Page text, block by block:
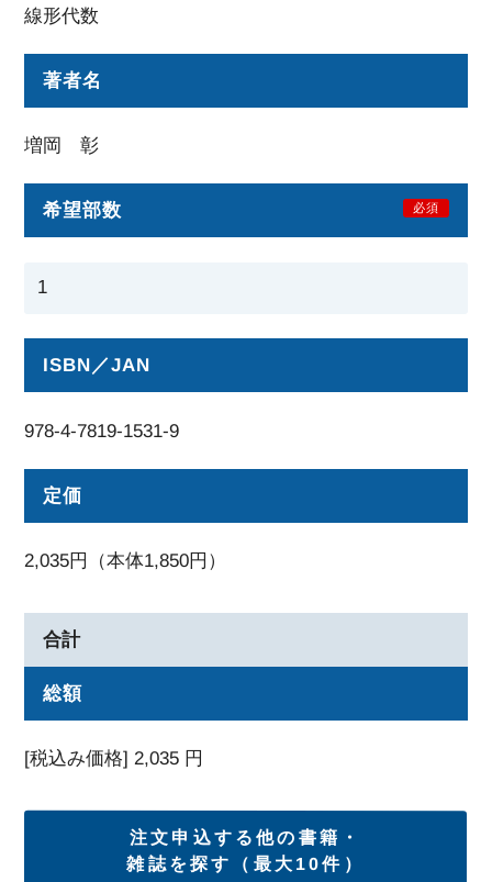
線形代数
著者名
増岡 彰
希望部数 必須
ISBN／JAN
978-4-7819-1531-9
定価
2,035円（本体1,850円）
合計
総額
[税込み価格]2,035 円
注文申込する他の書籍・
雑誌を探す（最大10件）